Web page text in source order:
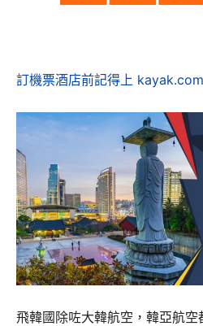
訂機票酒店前記得上
飛韓國除咗大韓航空，韓亞航